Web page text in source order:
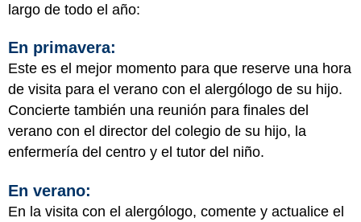
largo de todo el año:
En primavera:
Este es el mejor momento para que reserve una hora
de visita para el verano con el alergólogo de su hijo.
Concierte también una reunión para finales del
verano con el director del colegio de su hijo, la
enfermería del centro y el tutor del niño.
En verano:
En la visita con el alergólogo, comente y actualice el